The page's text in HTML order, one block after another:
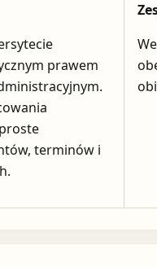
prawem
terminów i